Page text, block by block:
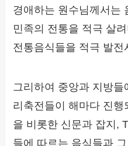
경애하는 원수님께서는
민족의 전통을 적극 살
전통음식들을 적극 발
그리하여 중앙과 지방
리축전들이 해마다 진행
을 비롯한 신문과 잡지,
들에 따르는 음식들과